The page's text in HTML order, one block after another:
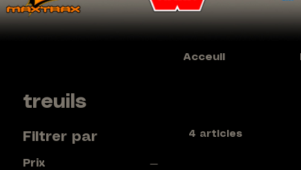
Acceuil
treuils
Filtrer par
Prix
4 articles